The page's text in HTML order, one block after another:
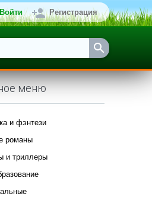
Войти Регистрация
меню
и фэнтези
романы
и триллеры